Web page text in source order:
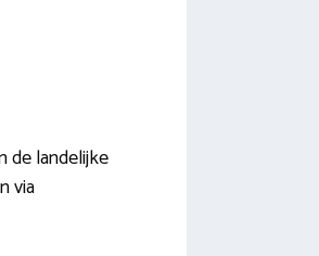
de landelijke
via